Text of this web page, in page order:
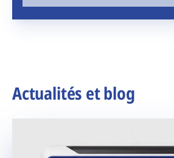
Actualités et blog